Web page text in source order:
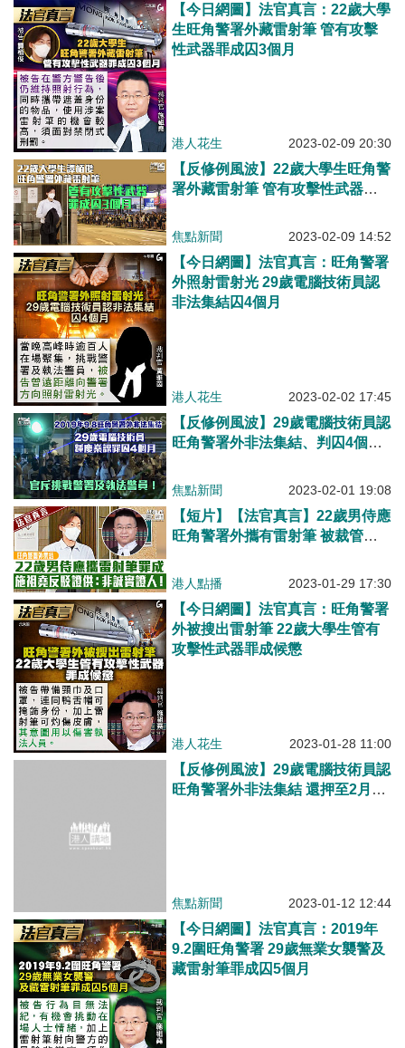
【今日網圖】法官真言：22歲大學
生旺角警署外藏雷射筆 管有攻擊
性武器罪成囚3個月
港人花生 2023-02-09 20:30
【反修例風波】22歲大學生旺角警
署外藏雷射筆 管有攻擊性武器罪
焦點新聞 2023-02-09 14:52
【今日網圖】法官真言：旺角警署
外照射雷射光 29歲電腦技術員認
非法集結囚4個月
港人花生 2023-02-02 17:45
【反修例風波】29歲電腦技術員認
旺角警署外非法集結、判囚4個月
焦點新聞 2023-02-01 19:08
【短片】【法官真言】22歲男侍應
旺角警署外攜有雷射筆 被裁管有
供：非誠實證人！
港人點播 2023-01-29 17:30
【今日網圖】法官真言：旺角警署
外被搜出雷射筆 22歲大學生管有
攻擊性武器罪成候懲
港人花生 2023-01-28 11:00
【反修例風波】29歲電腦技術員認
旺角警署外非法集結 還押至2月1
藏雷射筆罪成囚5個月